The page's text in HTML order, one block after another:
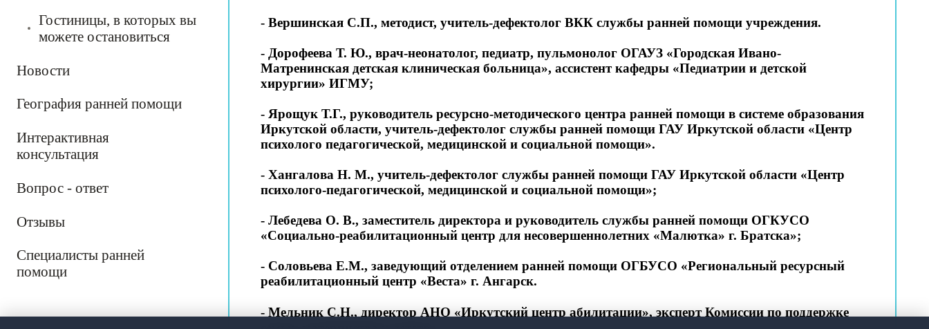
Гостиницы, в которых вы
можете остановиться
Новости
География ранней помощи
Интерактивная
консультация
Вопрос - ответ
Отзывы
Специалисты ранней
помощи
- Вершинская С.П., методист, учитель-дефектолог ВКК службы ранней помощи учреждения.
- Дорофеева Т. Ю., врач-неонатолог, педиатр, пульмонолог ОГАУЗ «Городская Ивано-
Матренинская детская клиническая больница», ассистент кафедры «Педиатрии и детской
хирургии» ИГМУ;
- Ярощук Т.Г., руководитель ресурсно-методического центра ранней помощи в системе образования
Иркутской области, учитель-дефектолог службы ранней помощи ГАУ Иркутской области «Центр
психолого педагогической, медицинской и социальной помощи».
- Хангалова Н. М., учитель-дефектолог службы ранней помощи ГАУ Иркутской области «Центр
психолого-педагогической, медицинской и социальной помощи»;
- Лебедева О. В., заместитель директора и руководитель службы ранней помощи ОГКУСО
«Социально-реабилитационный центр для несовершеннолетних «Малютка» г. Братска»;
- Соловьева Е.М., заведующий отделением ранней помощи ОГБУСО «Региональный ресурсный
реабилитационный центр «Веста» г. Ангарск.
- Мельник С.Н., директор АНО «Иркутский центр абилитации», эксперт Комиссии по поддержке